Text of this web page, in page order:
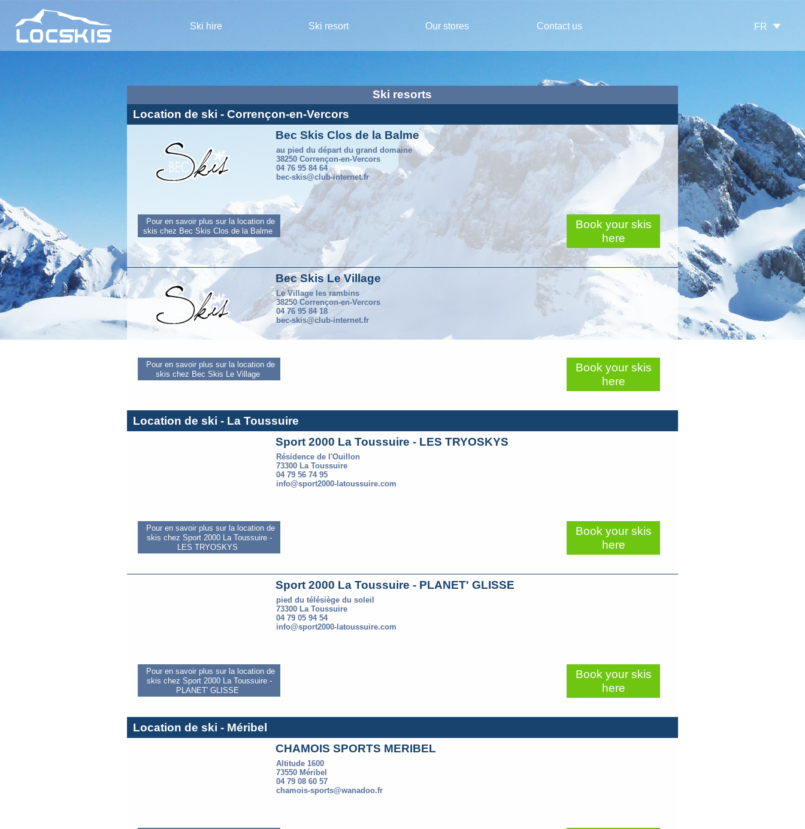
Ski hire Ski resort Our stores Contact us FR
Ski resorts
Location de ski - Corrençon-en-Vercors
Bec Skis Clos de la Balme
au pied du départ du grand domaine
38250 Corrençon-en-Vercors
04 76 95 84 64
bec-skis@club-internet.fr
Pour en savoir plus sur la location de
skis chez Bec Skis Clos de la Balme
Book your skis
here
Bec Skis Le Village
Le Village les rambins
38250 Corrençon-en-Vercors
04 76 95 84 18
bec-skis@club-internet.fr
Pour en savoir plus sur la location de
skis chez Bec Skis Le Village
Book your skis
here
Location de ski - La Toussuire
Sport 2000 La Toussuire - LES TRYOSKYS
Résidence de l'Ouillon
73300 La Toussuire
04 79 56 74 95
info@sport2000-latoussuire.com
Pour en savoir plus sur la location de
skis chez Sport 2000 La Toussuire -
LES TRYOSKYS
Book your skis
here
Sport 2000 La Toussuire - PLANET' GLISSE
pied du télésiège du soleil
73300 La Toussuire
04 79 05 94 54
info@sport2000-latoussuire.com
Pour en savoir plus sur la location de
skis chez Sport 2000 La Toussuire -
PLANET' GLISSE
Book your skis
here
Location de ski - Méribel
CHAMOIS SPORTS MERIBEL
Altitude 1600
73550 Méribel
04 79 08 60 57
chamois-sports@wanadoo.fr